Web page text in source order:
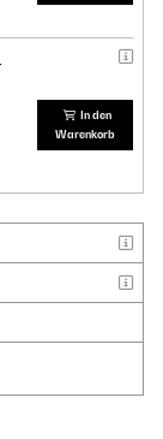
In den
Warenkorb